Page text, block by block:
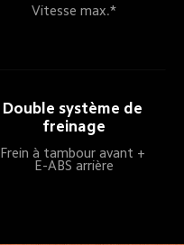
Vitesse max.*
Double système de
freinage
Frein à tambour avant +
E-ABS arrière